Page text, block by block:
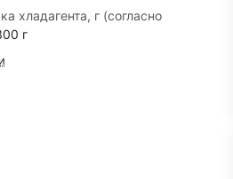
хладагента, г (согласно
г